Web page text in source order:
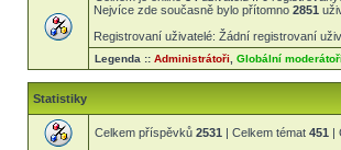
Nejvíce zde současně bylo přítomno 2851
Registrovaní uživatelé: Žádní registrovaní
Legenda :: Administrátoři Globální moderátoři
Statistiky
Celkem příspěvků 2531 | Celkem témat 451 |